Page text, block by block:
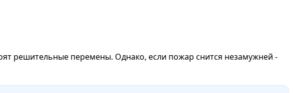
решительные перемены. Однако, если пожар снится незамужней -